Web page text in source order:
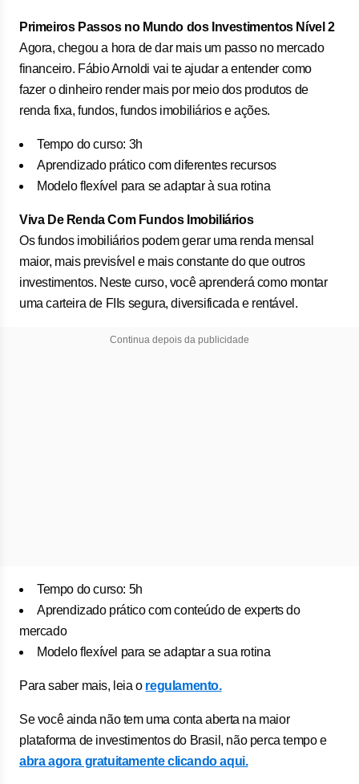
Primeiros Passos no Mundo dos Investimentos Nível 2
Agora, chegou a hora de dar mais um passo no mercado
financeiro. Fábio Arnoldi vai te ajudar a entender como
fazer o dinheiro render mais por meio dos produtos de
renda fixa, fundos, fundos imobiliários e ações.
Tempo do curso: 3h
Aprendizado prático com diferentes recursos
Modelo flexível para se adaptar à sua rotina
Viva De Renda Com Fundos Imobiliários
Os fundos imobiliários podem gerar uma renda mensal
maior, mais previsível e mais constante do que outros
investimentos. Neste curso, você aprenderá como montar
uma carteira de FIIs segura, diversificada e rentável.
Continua depois da publicidade
Tempo do curso: 5h
Aprendizado prático com conteúdo de experts do
mercado
Modelo flexível para se adaptar a sua rotina
Para saber mais, leia o regulamento.
Se você ainda não tem uma conta aberta na maior
plataforma de investimentos do Brasil, não perca tempo e
abra agora gratuitamente clicando aqui.